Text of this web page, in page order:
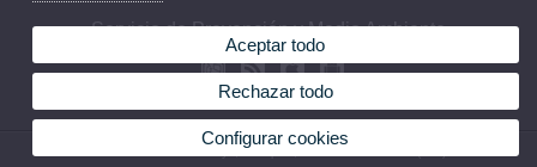
Servicio de Prevención y Medio Ambiente
© 2026 UV. - C. Amadeo de Saboya, 4 - 3 piso, 46010 Valencia.Tel.: (+34) 963395017
Aceptar todo
Rechazar todo
Configurar cookies